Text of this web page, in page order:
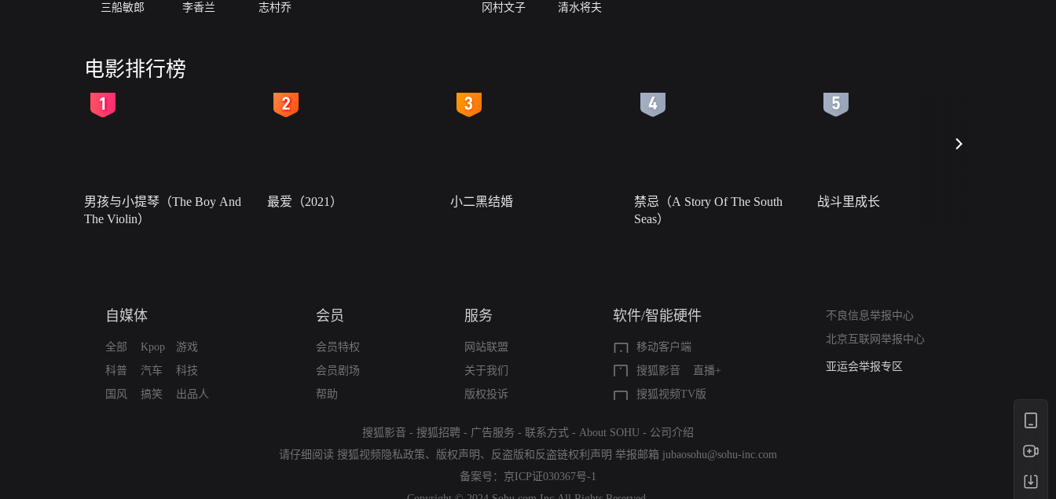
三船敏郎 李香兰 志村乔
冈村文子
清水将夫
电影排行榜
男孩与小提琴（The Boy And
The Violin）
最爱（2021） 小二黑结婚
禁忌（A Story Of The South
Seas）
战斗里成长
自媒体
全部
科普
国风
Kpop
汽车
搞笑
游戏
科技
出品人
会员
会员特权
会员剧场
帮助
服务
网站联盟
关于我们
版权投诉
软件/智能硬件
移动客户端
搜狐影音
直播+
搜狐视频TV版
不良信息举报中心
北京互联网举报中心
12318 文化市场举报
算法推荐专项举报
涉历史虚无举报
搜狐影音 - 搜狐招聘 - 广告服务 - 联系方式 - About SOHU - 公司介绍
请仔细阅读 搜狐视频隐私政策、 版权声明 、 反盗版和反盗链权利声明 举报邮箱 jubaosohu@sohu-inc.com
备案号： 京ICP证030367号-1